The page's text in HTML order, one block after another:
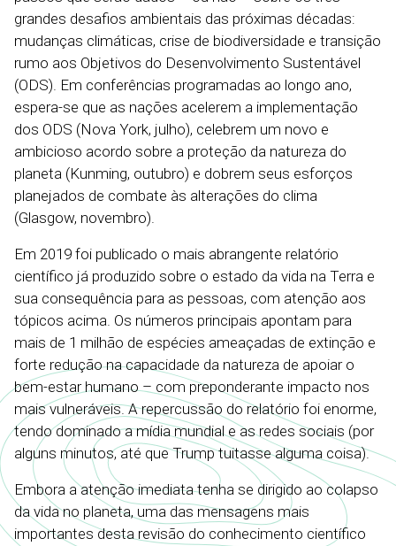
grandes desafios ambientais das próximas décadas:
mudanças climáticas, crise de biodiversidade e transição
rumo aos Objetivos do Desenvolvimento Sustentável
(ODS). Em conferências programadas ao longo ano,
espera-se que as nações acelerem a implementação
dos ODS (Nova York, julho), celebrem um novo e
ambicioso acordo sobre a proteção da natureza do
planeta (Kunming, outubro) e dobrem seus esforços
planejados de combate às alterações do clima
(Glasgow, novembro).
Em 2019 foi publicado o mais abrangente relatório
científico já produzido sobre o estado da vida na Terra e
sua consequência para as pessoas, com atenção aos
tópicos acima. Os números principais apontam para
mais de 1 milhão de espécies ameaçadas de extinção e
forte redução na capacidade da natureza de apoiar o
bem-estar humano – com preponderante impacto nos
mais vulneráveis. A repercussão do relatório foi enorme,
tendo dominado a mídia mundial e as redes sociais (por
alguns minutos, até que Trump tuitasse alguma coisa).
Embora a atenção imediata tenha se dirigido ao colapso
da vida no planeta, uma das mensagens mais
importantes desta revisão do conhecimento científico